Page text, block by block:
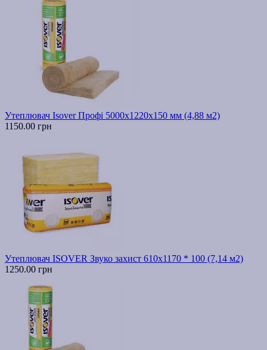
Утеплювач Isover Профі 5000х1220х150 мм (4,88 м2)
1150.00 грн
Утеплювач ISOVER Звуко захист 610х1170 * 100 (7,14 м2)
1250.00 грн